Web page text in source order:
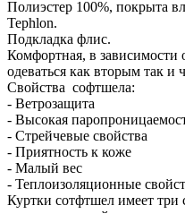
Полиэстер 100%, покрыта
Tephlon.
Подкладка флис.
Комфортная, в
одеваться как вторым так
Свойства софтшела:
- Ветрозащита
- Высокая
- Стрейчевые свойства
- Приятность к коже
- Малый вес
- Теплоизоляционные
Куртки сотфтшел имеет три